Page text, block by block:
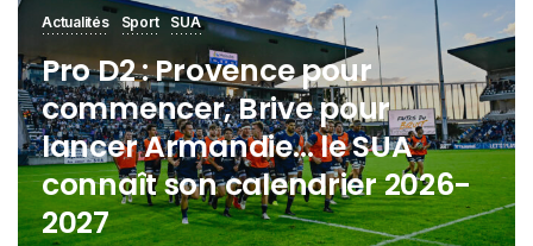
Actualités Sport SUA
Pro D2 : Provence pour
commencer, Brive pour
lancer Armandie… le SUA
connaît son calendrier 2026-
2027